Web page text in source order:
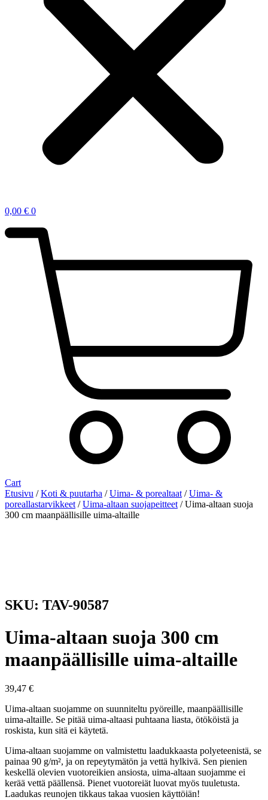
0,00 € 0
Cart
Etusivu /Koti & puutarha /Uima- & porealtaat /Uima- &
poreallastarvikkeet /Uima-altaan suojapeitteet / Uima-altaan suoja
300 cm maanpäällisille uima-altaille
SKU: TAV-90587
Uima-altaan suoja 300 cm
maanpäällisille uima-altaille
39,47 €
Uima-altaan suojamme on suunniteltu pyöreille, maanpäällisille
uima-altaille. Se pitää uima-altaasi puhtaana liasta, ötököistä ja
roskista, kun sitä ei käytetä.
Uima-altaan suojamme on valmistettu laadukkaasta polyeteenistä, se
painaa 90 g/m², ja on repeytymätön ja vettä hylkivä. Sen pienien
keskellä olevien vuotoreikien ansiosta, uima-altaan suojamme ei
kerää vettä päällensä. Pienet vuotoreiät luovat myös tuuletusta.
Laadukas reunojen tikkaus takaa vuosien käyttöiän!